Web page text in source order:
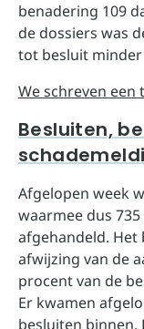
benadering 109
de dossiers was
tot besluit minder
We schreven
Besluiten,
Afgelopen week
waarmee dus
afgehandeld. Het
afwijzing van de
procent van de
Er kwamen
besluiten binnen.